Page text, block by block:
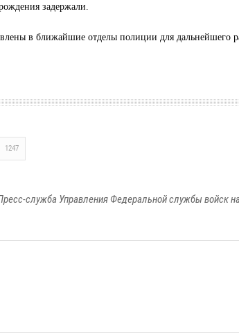
задержали.
в ближайшие отделы полиции для дальнейшего
1247
служба Управления Федеральной службы войск